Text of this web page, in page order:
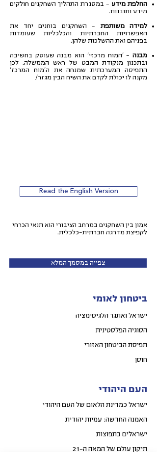
החלפת מידע – במסגרת התהליך השחקנים חולקים
מידע ותובנות.
למידה משותפת – השחקנים בוחנים יחד את
האפשרויות החברתיות והכלכליות שעומדות
בפניהם ואת ההשלכות שלהן.
מבנה – 'המוח מרכזי' הוא מבנה שעוסק בחשיבה
ובתכנון מנקודת המבט של ראש הממשלה. לכן
התפיסה המערכתית שמנחה את ה'מוח המרכז'
מקנה לו יכולת לקדם את השיח הבין מגזר/
Read the English Version
אמון בין השחקנים במרחב הציבורי הוא תנאי הכרחי
לקפיצת מדרגה חברתית-כלכלית.
צפייה במסמך המלא
ביטחון לאומי
ישראל ואתגר הלגיטימציה
הסוגיה הפלסטינית
תפיסת הביטחון האזורי
חוסן
העם היהודי
ישראל כמדינת הלאום של העם היהודי
האמנה החדשה: עמיות יהודית
ישראלים בתפוצות
תיקון עולם של המאה ה-21